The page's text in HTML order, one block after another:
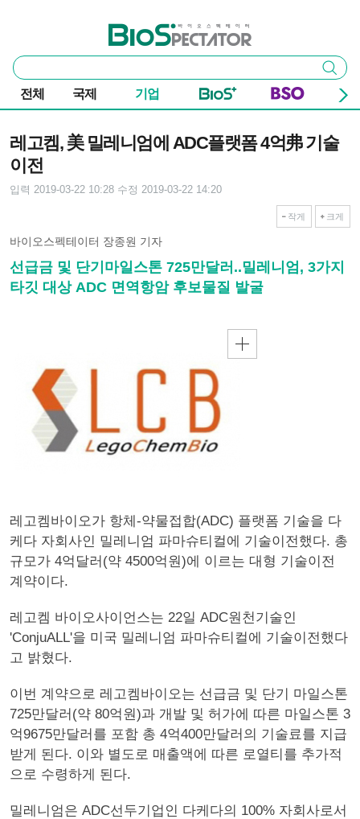
바이오스펙테이터
통
합
검
색
검색
전체 국제 기업
레고켐, 美 밀레니엄에 ADC플랫폼 4억弗 기술
이전
입력 2019-03-22 10:28 수정 2019-03-22 14:20
작게 크게
바이오스펙테이터 장종원 기자
선급금 및 단기마일스톤 725만달러..밀레니엄, 3가지
타깃 대상 ADC 면역항암 후보물질 발굴
레고켐바이오가 항체-약물접합(ADC) 플랫폼 기술을 다
케다 자회사인 밀레니엄 파마슈티컬에 기술이전했다. 총
규모가 4억달러(약 4500억원)에 이르는 대형 기술이전
계약이다.
레고켐 바이오사이언스는 22일 ADC원천기술인
'ConjuALL'을 미국 밀레니엄 파마슈티컬에 기술이전했다
고 밝혔다.
이번 계약으로 레고켐바이오는 선급금 및 단기 마일스톤
725만달러(약 80억원)과 개발 및 허가에 따른 마일스톤 3
억9675만달러를 포함 총 4억400만달러의 기술료를 지급
받게 된다. 이와 별도로 매출액에 따른 로열티를 추가적
으로 수령하게 된다.
밀레니엄은 ADC선두기업인 다케다의 100% 자회사로서